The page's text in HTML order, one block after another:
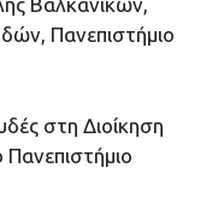
Πανεπιστήμιο
στη Διοίκηση